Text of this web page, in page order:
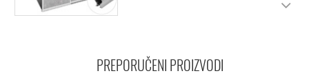
Dvokrilna vrata - rukohvat C - sa
PREPORUČENI PROIZVODI